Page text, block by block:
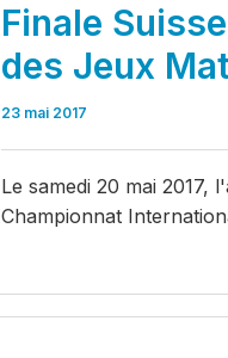
Finale
des Jeux
23 mai 2017
Le samedi 20 mai 2017,
Championnat